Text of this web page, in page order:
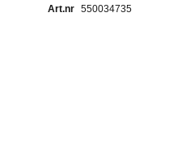
550034735